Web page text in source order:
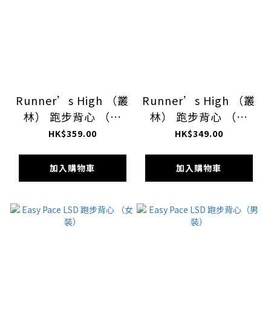
Runner’s High （叢
林） 跑步背心 （女
裝）
HK$359.00
加入購物車
Runner’s High （叢
林） 跑步背心 （男
裝）
HK$349.00
加入購物車